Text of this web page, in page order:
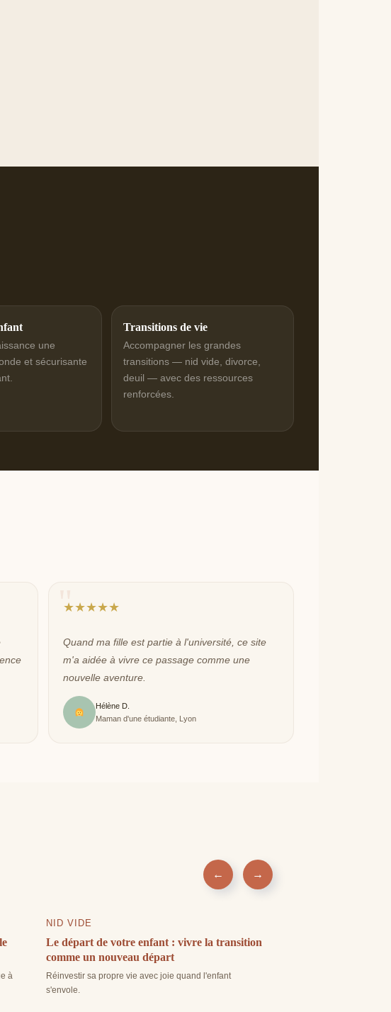
une
et sécurisante
Transitions de vie
Accompagner les grandes
transitions — nid vide, divorce,
deuil — avec des ressources
renforcées.
★★★★★
Quand ma fille est partie à l'université, ce site
m'a aidée à vivre ce passage comme une
nouvelle aventure.
Hélène D.
Maman d'une étudiante, Lyon
à
NID VIDE
Le départ de votre enfant : vivre la transition
comme un nouveau départ
Réinvestir sa propre vie avec joie quand l'enfant
s'envole.